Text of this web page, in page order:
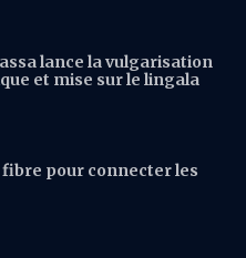
lance la vulgarisation
et mise sur le lingala
fibre pour connecter les